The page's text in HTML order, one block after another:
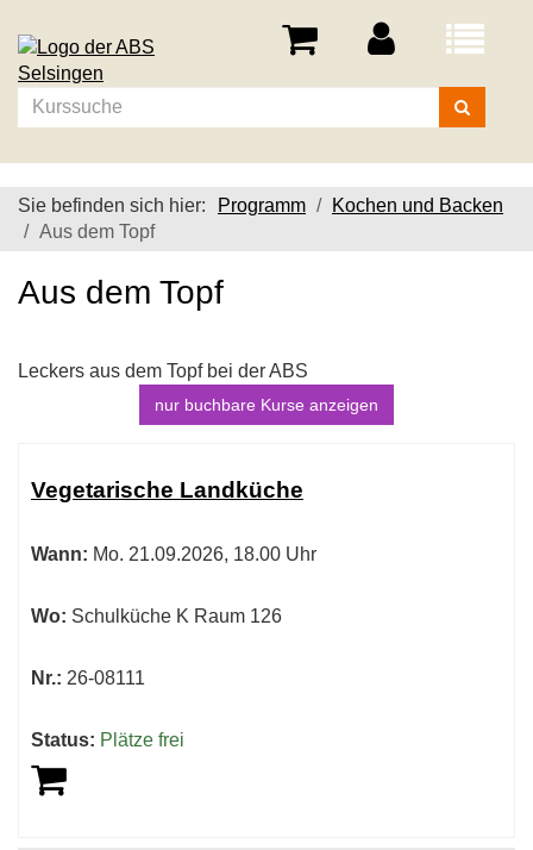
Menü
Kurse
suchen
Sie befinden sich hier: Programm
Kochen und Backen
Aus dem Topf
Aus dem Topf
Leckers aus dem Topf bei der ABS
nur buchbare Kurse anzeigen
Tabellenüberschriften
können
werden.
Vegetarische Landküche
Wann: Mo. 21.09.2026, 18.00 Uhr
Wo: Schulküche K Raum 126
Nr.: 26-08111
Status: Plätze frei